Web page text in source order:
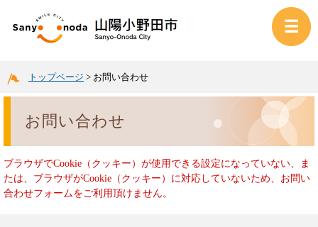
トップページ > お問い合わせ
お問い合わせ
ブラウザでCookie（クッキー）が使用できる設定になっていない、ま
たは、ブラウザがCookie（クッキー）に対応していないため、お問い
合わせフォームをご利用頂けません。